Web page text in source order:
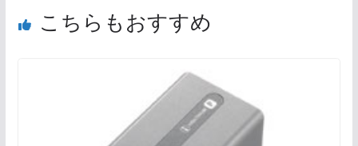
こちらもおすすめ